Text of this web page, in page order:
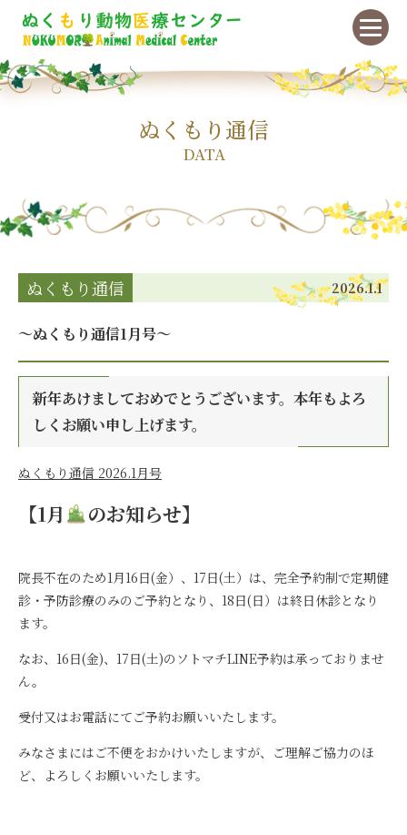
ぬくもり通信
DATA
ぬくもり通信 2026.1.1
～ぬくもり通信1月号～
新年あけましておめでとうございます。本年もよろ
しくお願い申し上げます。
ぬくもり通信 2026.1月号
【1月 のお知らせ】
院長不在のため1月16日(金）、17日(土）は、完全予約制で定期健
診・予防診療のみのご予約となり、18日(日）は終日休診となり
ます。
なお、16日(金)、17日(土)のソトマチLINE予約は承っておりませ
ん。
受付又はお電話にてご予約お願いいたします。
みなさまにはご不便をおかけいたしますが、ご理解ご協力のほ
ど、よろしくお願いいたします。